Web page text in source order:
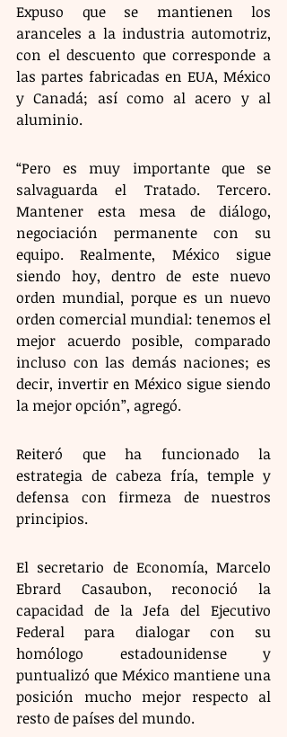
Expuso que se mantienen los
aranceles a la industria automotriz,
con el descuento que corresponde a
las partes fabricadas en EUA, México
y Canadá; así como al acero y al
aluminio.
“Pero es muy importante que se
salvaguarda el Tratado. Tercero.
Mantener esta mesa de diálogo,
negociación permanente con su
equipo. Realmente, México sigue
siendo hoy, dentro de este nuevo
orden mundial, porque es un nuevo
orden comercial mundial: tenemos el
mejor acuerdo posible, comparado
incluso con las demás naciones; es
decir, invertir en México sigue siendo
la mejor opción”, agregó.
Reiteró que ha funcionado la
estrategia de cabeza fría, temple y
defensa con firmeza de nuestros
principios.
El secretario de Economía, Marcelo
Ebrard Casaubon, reconoció la
capacidad de la Jefa del Ejecutivo
Federal para dialogar con su
homólogo estadounidense y
puntualizó que México mantiene una
posición mucho mejor respecto al
resto de países del mundo.